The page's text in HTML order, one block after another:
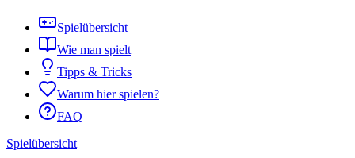
Spielübersicht
Wie man spielt
Tipps & Tricks
Warum hier spielen?
FAQ
Spielübersicht